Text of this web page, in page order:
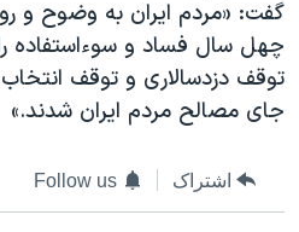
گفت: «مردم ایران به وضوح و
چهل سال فساد و سوءاستفاده
توقف دزدسالاری و توقف
جای مصالح مردم ایران شدند.»
اشتراک Follow us